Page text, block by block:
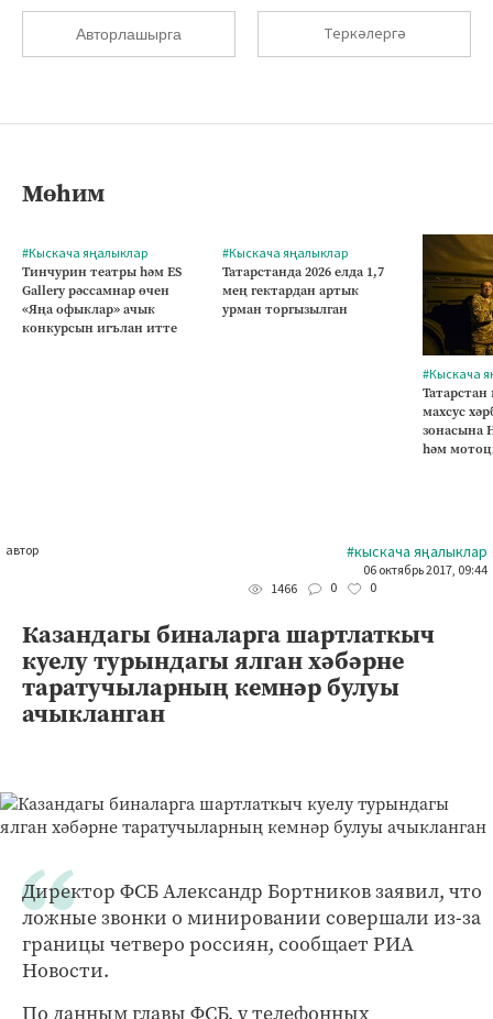
Авторлашырга Теркәлергә
Мөһим
#Кыскача яңалыклар
Тинчурин театры һәм ES
Gallery рәссамнар өчен
«Яңа офыклар» ачык
конкурсын игълан итте
#Кыскача яңалыклар
Татарстанда 2026 елда 1,7
мең гектардан артык
урман торгызылган
#Кыскача
махсус
зонасына
һәм
автор #кыскача яңалыклар
06 октябрь 2017, 09:44
1466
0 0
Казандагы биналарга шартлаткыч
куелу турындагы ялган хәбәрне
таратучыларның кемнәр булуы
ачыкланган
Директор ФСБ Александр Бортников заявил, что
ложные звонки о минировании совершали из-за
границы четверо россиян, сообщает РИА
Новости.
По данным главы ФСБ, у телефонных